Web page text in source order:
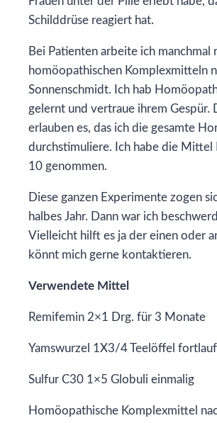
Schilddrüse reagiert hat.
Bei Patienten arbeite ich manchmal
homöopathischen Komplexmitteln
Sonnenschmidt. Ich hab
gelernt und vertraue ihrem Gespür.
erlauben es, das ich die gesamte
durchstimuliere. Ich habe die Mittel
10 genommen.
Diese ganzen Experimente zogen
halbes Jahr. Dann war ich
Vielleicht hilft es ja der einen oder
könnt mich gerne kontaktieren.
Verwendete Mittel
Remifemin 2×1 Drg. für 3 Monate
Yamswurzel 1X3/4 Teelöffel
Sulfur C30 1×5 Globuli einmalig
Homöopathische Komplexmittel